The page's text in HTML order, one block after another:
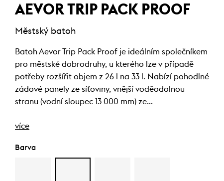
AEVOR TRIP PACK PROOF
Městský batoh
Batoh Aevor Trip Pack Proof je ideálním společníkem
pro městské dobrodruhy, u kterého lze v případě
potřeby rozšířit objem z 26 l na 33 l. Nabízí pohodlné
zádové panely ze síťoviny, vnější voděodolnou
stranu (vodní sloupec 13 000 mm) ze…
více
Barva